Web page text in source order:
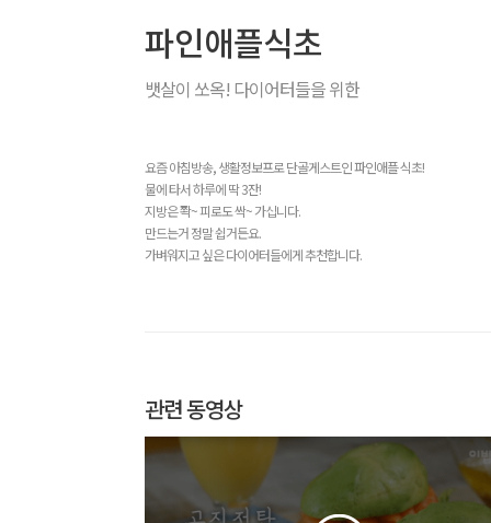
파인애플식초
뱃살이 쏘옥! 다이어터들을 위한
요즘 아침방송, 생활정보프로 단골게스트인 파인애플 식초!
물에 타서 하루에 딱 3잔!
지방은 쫙~ 피로도 싹~ 가십니다.
만드는거 정말 쉽거든요.
가벼워지고 싶은 다이어터들에게 추천합니다.
관련 동영상